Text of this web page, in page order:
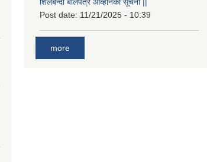
Post date: 11/21/2025 - 10:39
more